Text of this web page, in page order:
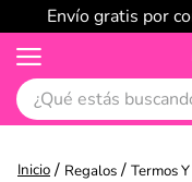
Envío gratis por
¿Qué estás buscando?
Regalos Termos